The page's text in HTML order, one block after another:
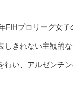
FIHプロリーグ女子
しきれない主観的
い、アルゼンチン